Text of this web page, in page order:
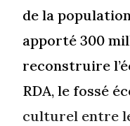
de la
apporté 300
reconstruire
RDA, le fossé
culturel entre